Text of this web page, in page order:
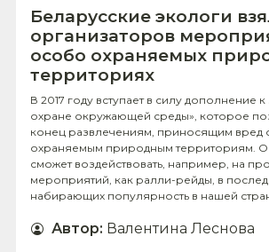
Беларусские экологи
организаторов
особо охраняемых
территориях
В 2017 году вступает в силу дополнение
охране окружающей среды», которое
конец развлечениям, приносящим вред
охраняемым природным территориям.
сможет воздействовать, например, на
мероприятий, как ралли-рейды, в
набирающих популярность в нашей
Автор: Валентина Леснова